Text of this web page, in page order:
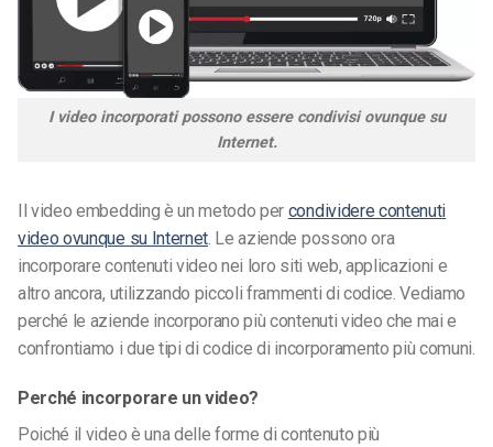
I video incorporati possono essere condivisi ovunque su
Internet.
Il video embedding è un metodo per condividere contenuti
video ovunque su Internet . Le aziende possono ora
incorporare contenuti video nei loro siti web, applicazioni e
altro ancora, utilizzando piccoli frammenti di codice. Vediamo
perché le aziende incorporano più contenuti video che mai e
confrontiamo i due tipi di codice di incorporamento più comuni.
Perché incorporare un video?
Poiché il video è una delle forme di contenuto più